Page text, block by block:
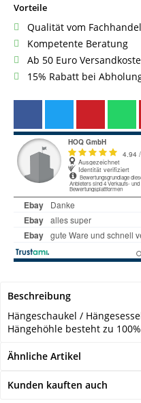
Vorteile
Qualität vom Fachhandel
Kompetente Beratung
Ab 50 Euro
15% Rabatt bei
Beschreibung
Hängeschaukel /
Hängehöhle besteht zu
Ähnliche Artikel
Kunden kauften auch